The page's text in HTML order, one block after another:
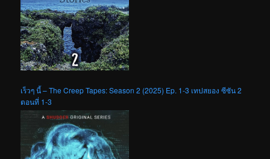
เร็วๆ นี้ – The Creep Tapes: Season 2 (2025) Ep. 1-3 เทปสยอง ซีซัน 2
ตอนที่ 1-3